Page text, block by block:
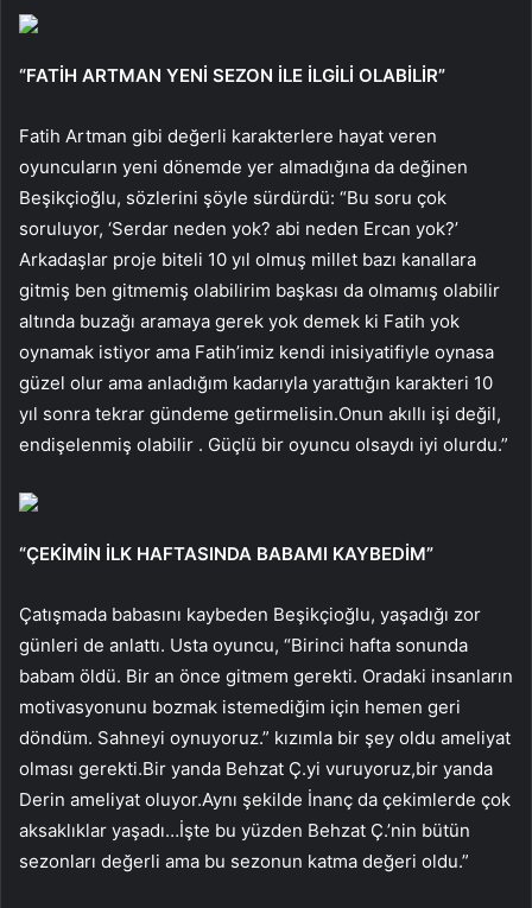
“FATİH ARTMAN YENİ SEZON İLE İLGİLİ OLABİLİR”
Fatih Artman gibi değerli karakterlere hayat veren
oyuncuların yeni dönemde yer almadığına da değinen
Beşikçioğlu, sözlerini şöyle sürdürdü: “Bu soru çok
soruluyor, ‘Serdar neden yok? abi neden Ercan yok?’
Arkadaşlar proje biteli 10 yıl olmuş millet bazı kanallara
gitmiş ben gitmemiş olabilirim başkası da olmamış olabilir
altında buzağı aramaya gerek yok demek ki Fatih yok
oynamak istiyor ama Fatih’imiz kendi inisiyatifiyle oynasa
güzel olur ama anladığım kadarıyla yarattığın karakteri 10
yıl sonra tekrar gündeme getirmelisin.Onun akıllı işi değil,
endişelenmiş olabilir . Güçlü bir oyuncu olsaydı iyi olurdu.”
“ÇEKİMİN İLK HAFTASINDA BABAMI KAYBEDİM”
Çatışmada babasını kaybeden Beşikçioğlu, yaşadığı zor
günleri de anlattı. Usta oyuncu, “Birinci hafta sonunda
babam öldü. Bir an önce gitmem gerekti. Oradaki insanların
motivasyonunu bozmak istemediğim için hemen geri
döndüm. Sahneyi oynuyoruz.” kızımla bir şey oldu ameliyat
olması gerekti.Bir yanda Behzat Ç.yi vuruyoruz,bir yanda
Derin ameliyat oluyor.Aynı şekilde İnanç da çekimlerde çok
aksaklıklar yaşadı…İşte bu yüzden Behzat Ç.’nin bütün
sezonları değerli ama bu sezonun katma değeri oldu.”